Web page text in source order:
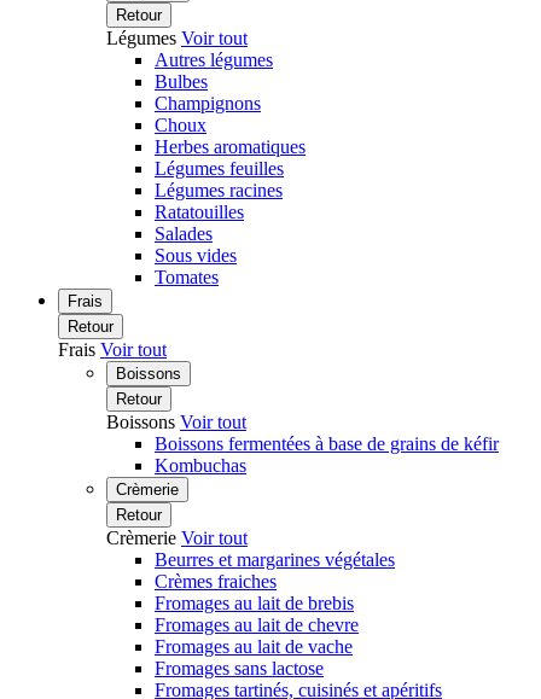
Retour
Légumes Voir tout
Autres légumes
Bulbes
Champignons
Choux
Herbes aromatiques
Légumes feuilles
Légumes racines
Ratatouilles
Salades
Sous vides
Tomates
Frais
Retour
Frais Voir tout
Boissons
Retour
Boissons Voir tout
Boissons fermentées à base de grains de kéfir
Kombuchas
Crèmerie
Retour
Crèmerie Voir tout
Beurres et margarines végétales
Crèmes fraiches
Fromages au lait de brebis
Fromages au lait de chevre
Fromages au lait de vache
Fromages sans lactose
Fromages tartinés, cuisinés et apéritifs